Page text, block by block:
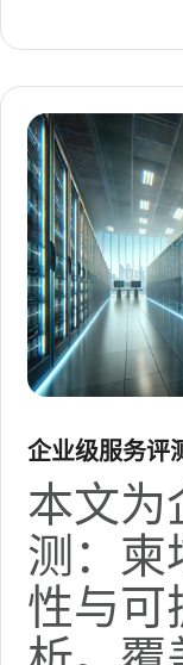
企业级服务评
展性深入分析
本文为
测：柬
性与可